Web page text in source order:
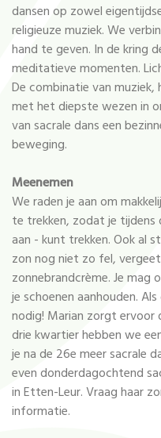
dansen op zowel
religieuze muziek. We
hand te geven. In de kring
meditatieve momenten.
De combinatie van
met het diepste wezen in
van sacrale dans een
beweging.
Meenemen
We raden je aan om
te trekken, zodat je
aan - kunt trekken. Ook al
zon nog niet zo fel,
zonnebrandcrème. Je
je schoenen aanhouden.
nodig! Marian zorgt ervoor
drie kwartier hebben we
je na de 26e meer sacrale
even donderdagochtend
in Etten-Leur. Vraag haar
informatie.